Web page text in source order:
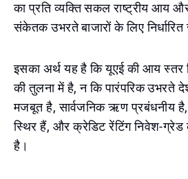
का प्रति व्यक्ति सकल राष्ट्रीय आय
संकेतक उभरते बाजारों के लिए
इसका अर्थ यह है कि यूएई की आय स्तर
की तुलना में है, न कि पारंपरिक
मजबूत है, सार्वजनिक ऋण प्रबंधनीय है,
स्थिर हैं, और क्रेडिट रेंटिंग निवेश-
है।